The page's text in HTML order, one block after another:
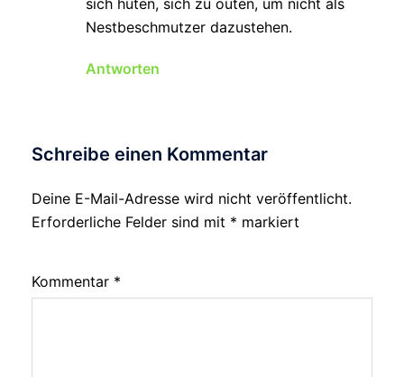
sich hüten, sich zu outen, um nicht als
Nestbeschmutzer dazustehen.
Antworten
Schreibe einen Kommentar
Deine E-Mail-Adresse wird nicht veröffentlicht.
Erforderliche Felder sind mit * markiert
Kommentar *